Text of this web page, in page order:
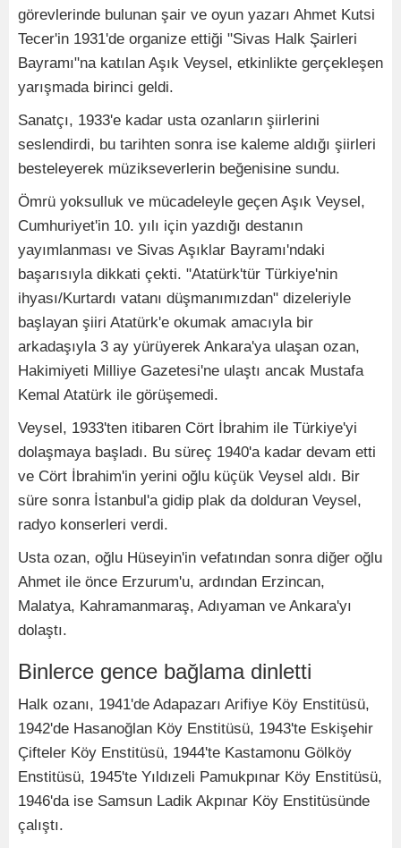
görevlerinde bulunan şair ve oyun yazarı Ahmet Kutsi
Tecer'in 1931'de organize ettiği "Sivas Halk Şairleri
Bayramı"na katılan Aşık Veysel, etkinlikte gerçekleşen
yarışmada birinci geldi.
Sanatçı, 1933'e kadar usta ozanların şiirlerini
seslendirdi, bu tarihten sonra ise kaleme aldığı şiirleri
besteleyerek müzikseverlerin beğenisine sundu.
Ömrü yoksulluk ve mücadeleyle geçen Aşık Veysel,
Cumhuriyet'in 10. yılı için yazdığı destanın
yayımlanması ve Sivas Aşıklar Bayramı'ndaki
başarısıyla dikkati çekti. "Atatürk'tür Türkiye'nin
ihyası/Kurtardı vatanı düşmanımızdan" dizeleriyle
başlayan şiiri Atatürk'e okumak amacıyla bir
arkadaşıyla 3 ay yürüyerek Ankara'ya ulaşan ozan,
Hakimiyeti Milliye Gazetesi'ne ulaştı ancak Mustafa
Kemal Atatürk ile görüşemedi.
Veysel, 1933'ten itibaren Cört İbrahim ile Türkiye'yi
dolaşmaya başladı. Bu süreç 1940'a kadar devam etti
ve Cört İbrahim'in yerini oğlu küçük Veysel aldı. Bir
süre sonra İstanbul'a gidip plak da dolduran Veysel,
radyo konserleri verdi.
Usta ozan, oğlu Hüseyin'in vefatından sonra diğer oğlu
Ahmet ile önce Erzurum'u, ardından Erzincan,
Malatya, Kahramanmaraş, Adıyaman ve Ankara'yı
dolaştı.
Binlerce gence bağlama dinletti
Halk ozanı, 1941'de Adapazarı Arifiye Köy Enstitüsü,
1942'de Hasanoğlan Köy Enstitüsü, 1943'te Eskişehir
Çifteler Köy Enstitüsü, 1944'te Kastamonu Gölköy
Enstitüsü, 1945'te Yıldızeli Pamukpınar Köy Enstitüsü,
1946'da ise Samsun Ladik Akpınar Köy Enstitüsünde
çalıştı.